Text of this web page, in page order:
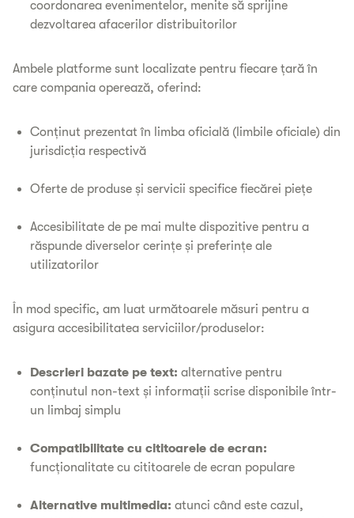
coordonarea evenimentelor, menite să sprijine
dezvoltarea afacerilor distribuitorilor
Ambele platforme sunt localizate pentru fiecare țară în
care compania operează, oferind:
Conținut prezentat în limba oficială (limbile oficiale) din
jurisdicția respectivă
Oferte de produse și servicii specifice fiecărei piețe
Accesibilitate de pe mai multe dispozitive pentru a
răspunde diverselor cerințe și preferințe ale
utilizatorilor
În mod specific, am luat următoarele măsuri pentru a
asigura accesibilitatea serviciilor/produselor:
Descrieri bazate pe text: alternative pentru
conținutul non-text și informații scrise disponibile într-
un limbaj simplu
Compatibilitate cu cititoarele de ecran:
funcționalitate cu cititoarele de ecran populare
Alternative multimedia: atunci când este cazul,